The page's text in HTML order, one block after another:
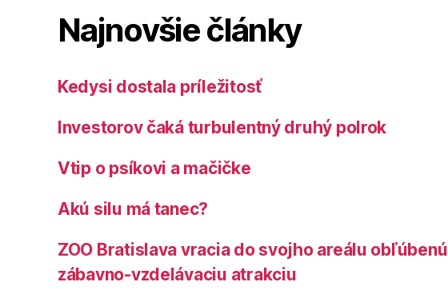
Najnovšie články
Kedysi dostala príležitosť
Investorov čaká turbulentný druhý polrok
Vtip o psíkovi a mačičke
Akú silu má tanec?
ZOO Bratislava vracia do svojho areálu obľúbenú
zábavno-vzdelávaciu atrakciu